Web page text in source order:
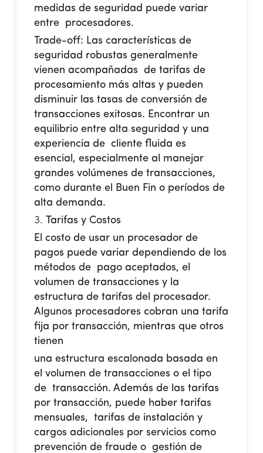
medidas de seguridad puede variar
entre procesadores.
Trade-off: Las características de
seguridad robustas generalmente
vienen acompañadas de tarifas de
procesamiento más altas y pueden
disminuir las tasas de conversión de
transacciones exitosas. Encontrar un
equilibrio entre alta seguridad y una
experiencia de cliente fluida es
esencial, especialmente al manejar
grandes volúmenes de transacciones,
como durante el Buen Fin o períodos de
alta demanda.
Tarifas y Costos
El costo de usar un procesador de
pagos puede variar dependiendo de los
métodos de pago aceptados, el
volumen de transacciones y la
estructura de tarifas del procesador.
Algunos procesadores cobran una tarifa
fija por transacción, mientras que otros
tienen
una estructura escalonada basada en
el volumen de transacciones o el tipo
de transacción. Además de las tarifas
por transacción, puede haber tarifas
mensuales, tarifas de instalación y
cargos adicionales por servicios como
prevención de fraude o gestión de